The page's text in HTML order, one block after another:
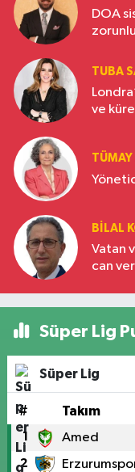
DOA
TUBA
ve
TÜMAY
BILAL
Vatan
can
Süper Lig
Süper Lig
# Takım
1 Amed
2